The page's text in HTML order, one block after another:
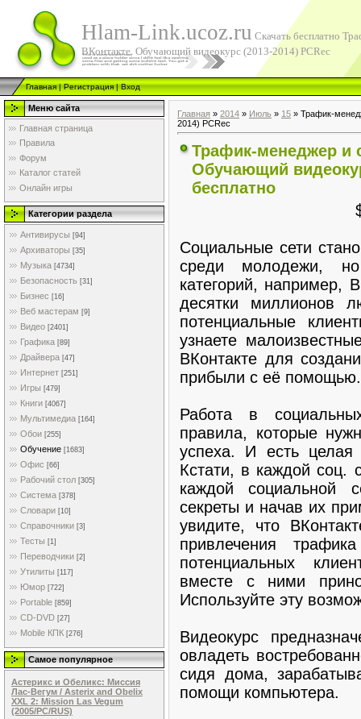
Hlam-Link.ucoz.ru Скачать бесплатно
ВКонтакте. Обучающий видеокурс (2013-2014) PCRec
Главная|Регистрация|Вход
Меню сайта
Главная страница
Правила
Форум
Каталог статей
Онлайн игры
Категории раздела
Антивирусы [94]
Архиваторы [35]
Музыка [4734]
Безопасность [31]
Бизнес [16]
Веб мастерам [9]
Видео [2401]
Графика [89]
Драйвера [47]
Интернет [251]
Игры [479]
Книги [4067]
Мультимедиа [164]
Обои [255]
Обучение [1683]
Офис [66]
Рабочий стол [305]
Система [378]
Словари [10]
Справочники [3]
Тесты [1]
Переводчики [2]
Утилиты [117]
Юмор [722]
Portable [859]
CD-DVD [27]
Mobile КПК [276]
Самое популярное
Астерикс и Обеликс: Миссия
Лас-Вегум / Asterix and Obelix
XXL 2: Mission Las Vegum
(2005/PC/RUS)
Главная » 2014 » Июль » 15 » Трафик-
2014) PCRec
Трафик-менеджер и
Обучающий
бесплатно
Социальные сети
среди молодежи,
категорий, например,
десятки миллионов
потенциальные
узнаете
ВКонтакте для
прибыли с её помощью.
Работа в
правила, которые
успеха. И есть целая
Кстати, в каждой соц.
каждой социальной
секреты и начав их
увидите, что
привлечения
потенциальных
вместе с ними
Используйте эту
Видеокурс
овладеть
сидя дома,
помощи компьютера.